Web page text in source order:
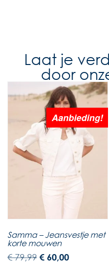
Laat je
door
Aanbieding!
Samma – Jeansvestje met
korte mouwen
€79,99 € 60,00